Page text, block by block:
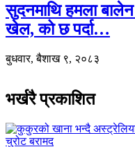
सुदनमाथि हमला
खेल, को छ पर्दा…
बुधवार, बैशाख ९, २०८३
भर्खरै प्रकाशित